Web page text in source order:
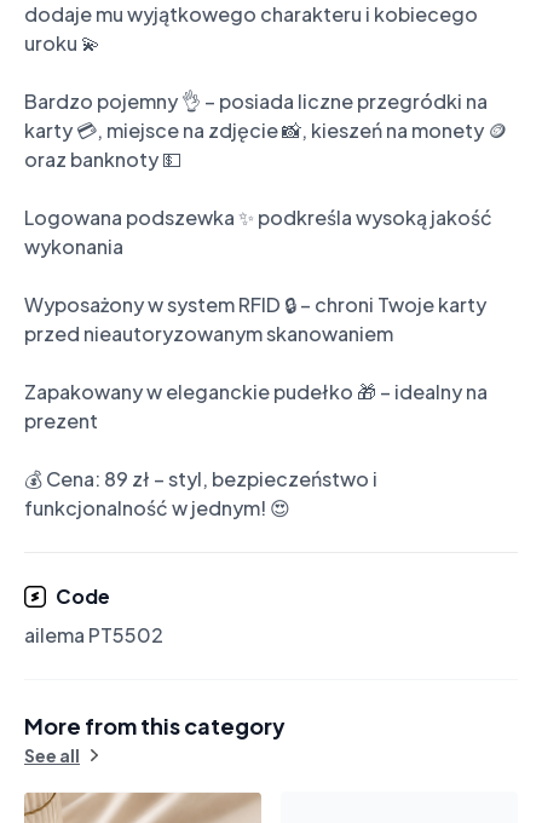
dodaje mu wyjątkowego charakteru i kobiecego
uroku 💫
Bardzo pojemny 👌 – posiada liczne przegródki na
karty 💳, miejsce na zdjęcie 📸, kieszeń na monety 🪙
oraz banknoty 💵
Logowana podszewka ✨ podkreśla wysoką jakość
wykonania
Wyposażony w system RFID 🔒 – chroni Twoje karty
przed nieautoryzowanym skanowaniem
Zapakowany w eleganckie pudełko 🎁 – idealny na
prezent
💰 Cena: 89 zł – styl, bezpieczeństwo i
Code
ailema PT5502
More from this category
See all